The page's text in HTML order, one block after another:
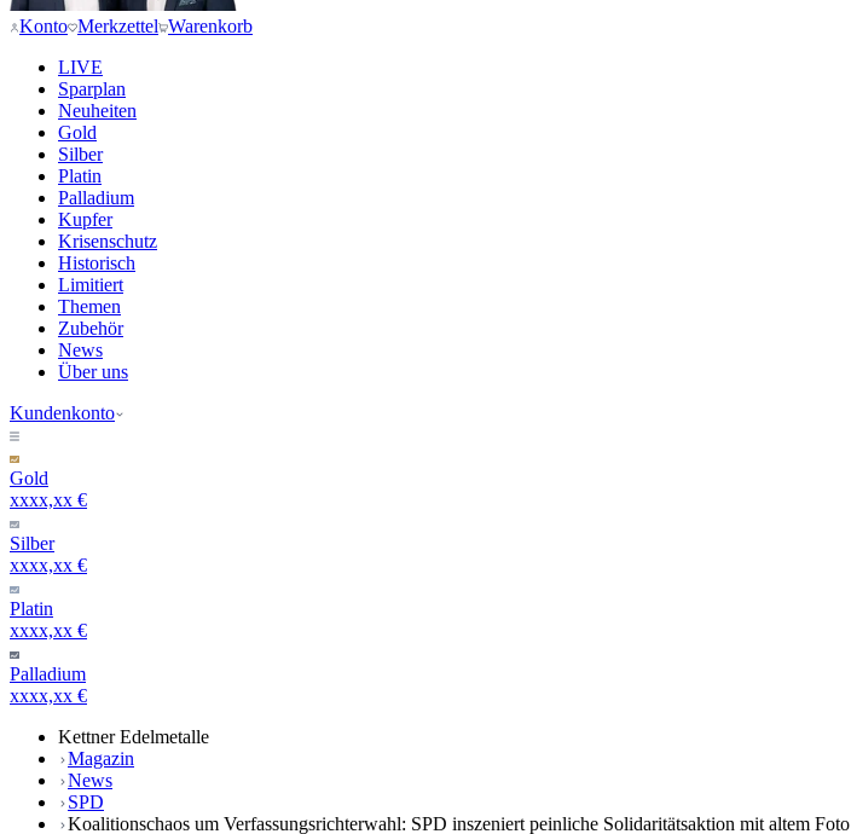
Konto Merkzettel Warenkorb
LIVE
Sparplan
Neuheiten
Gold
Silber
Platin
Palladium
Kupfer
Krisenschutz
Historisch
Limitiert
Themen
Zubehör
News
Über uns
Kundenkonto
Gold
xxxx,xx €
Silber
xxxx,xx €
Platin
xxxx,xx €
Palladium
xxxx,xx €
Kettner Edelmetalle
Magazin
News
SPD
Koalitionschaos um Verfassungsrichterwahl: SPD inszeniert peinliche Solidaritätsaktion mit altem Foto